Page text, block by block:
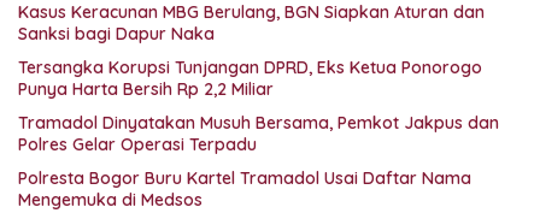
Kasus Keracunan MBG Berulang, BGN Siapkan Aturan dan
Sanksi bagi Dapur Naka
Tersangka Korupsi Tunjangan DPRD, Eks Ketua Ponorogo
Punya Harta Bersih Rp 2,2 Miliar
Tramadol Dinyatakan Musuh Bersama, Pemkot Jakpus dan
Polres Gelar Operasi Terpadu
Polresta Bogor Buru Kartel Tramadol Usai Daftar Nama
Mengemuka di Medsos